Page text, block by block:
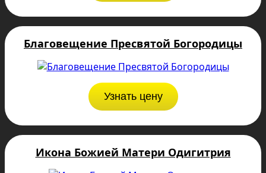
Благовещение Пресвятой Богородицы
Узнать цену
Икона Божией Матери Одигитрия